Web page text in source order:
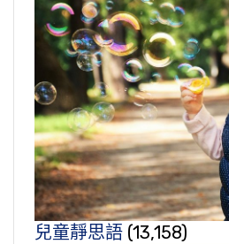
兒童靜思語 (13,158)